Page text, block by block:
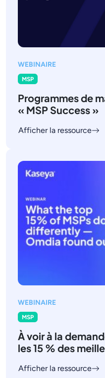
WEBINAIRE
MSP
Programmes de
« MSP Success »
Afficher la ressource
WEBINAIRE
MSP
À voir à la
les 15 % des
Afficher la ressource